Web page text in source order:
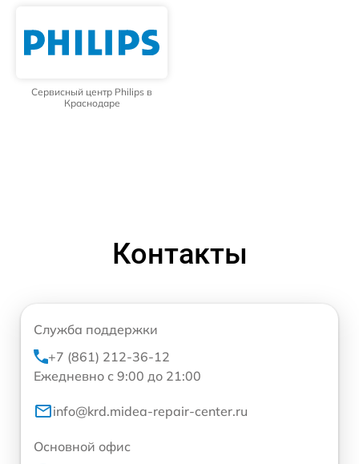
Сервисный центр Philips в
Краснодаре
Контакты
Служба поддержки
+7 (861) 212-36-12
Ежедневно с 9:00 до 21:00
info@krd.midea-repair-center.ru
Основной офис